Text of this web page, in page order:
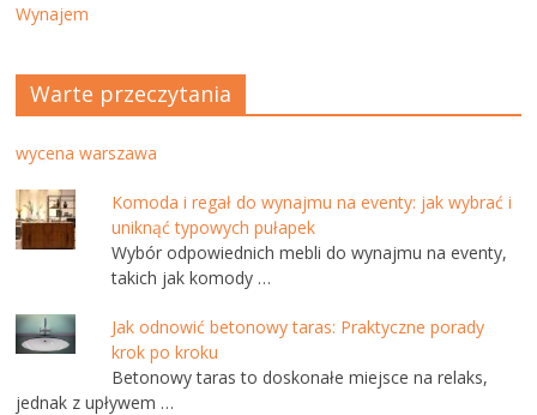
Wynajem
Warte przeczytania
wycena warszawa
Komoda i regał do wynajmu na eventy: jak wybrać i
uniknąć typowych pułapek
Wybór odpowiednich mebli do wynajmu na eventy,
takich jak komody …
Jak odnowić betonowy taras: Praktyczne porady
krok po kroku
Betonowy taras to doskonałe miejsce na relaks,
jednak z upływem …